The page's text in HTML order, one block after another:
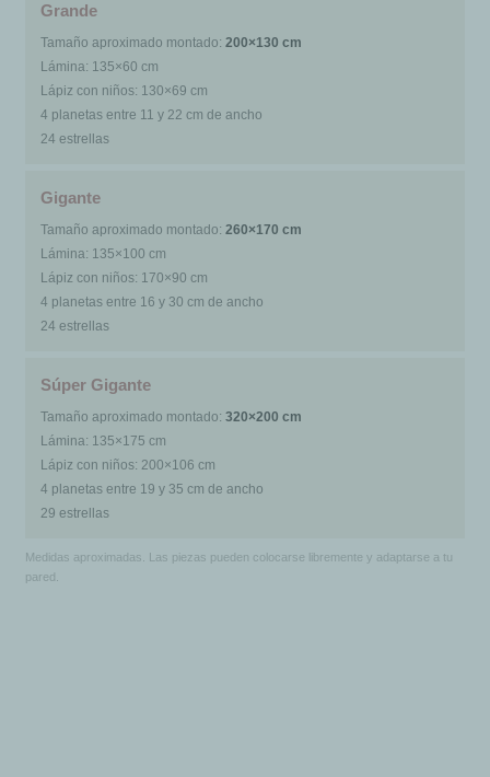
Grande
Tamaño aproximado montado:200×130 cm
Lámina: 135×60 cm
Lápiz con niños: 130×69 cm
4 planetas entre 11 y 22 cm de ancho
24 estrellas
Gigante
Tamaño aproximado montado:260×170 cm
Lámina: 135×100 cm
Lápiz con niños: 170×90 cm
4 planetas entre 16 y 30 cm de ancho
24 estrellas
Súper Gigante
Tamaño aproximado montado:320×200 cm
Lámina: 135×175 cm
Lápiz con niños: 200×106 cm
4 planetas entre 19 y 35 cm de ancho
29 estrellas
Medidas aproximadas. Las piezas pueden colocarse libremente y adaptarse a tu
pared.